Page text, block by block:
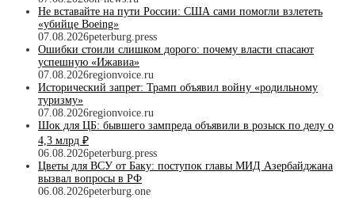
Не вставайте на пути России: США сами помогли взлететь
«убийце Boeing»
07.08.2026peterburg.press
Ошибки стоили слишком дорого: почему власти спасают
успешную «Ижавиа»
07.08.2026regionvoice.ru
Исторический запрет: Трамп объявил войну «родильному
туризму»
07.08.2026regionvoice.ru
Шок для ЦБ: бывшего зампреда объявили в розыск по делу о
4,3 млрд ₽
06.08.2026peterburg.press
Цветы для ВСУ от Баку: поступок главы МИД Азербайджана
вызвал вопросы в РФ
06.08.2026peterburg.one